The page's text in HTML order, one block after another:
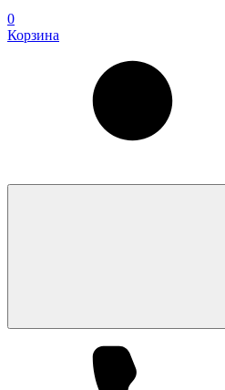
0
Корзина